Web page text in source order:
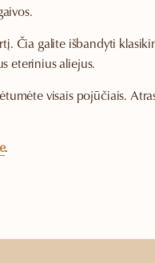
Čia galite išbandyti
eterinius aliejus.
visais pojūčiais.
.